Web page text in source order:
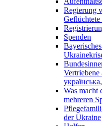
Regierung
Spenden
Vertriebene
Was macht
mehreren
der Ukraine